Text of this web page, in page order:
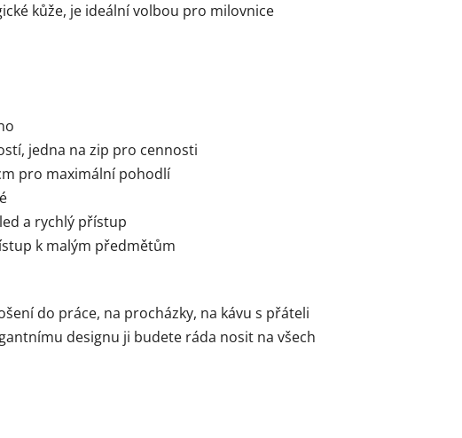
kůže, je ideální volbou pro milovnice
jedna na zip pro cennosti
pro maximální pohodlí
a rychlý přístup
k malým předmětům
do práce, na procházky, na kávu s přáteli
designu ji budete ráda nosit na všech